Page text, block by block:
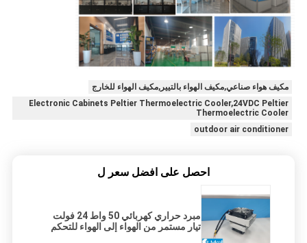
مكيف هواء صناعي,مكيف الهواء بالتيير,مكيف الهواء للخارج
Electronic Cabinets Peltier Thermoelectric Cooler,24VDC Peltier
Thermoelectric Cooler
outdoor air conditioner
احصل على افضل سعر ل
مبرد حراري كهربائي 50 واط 24 فولت
تيار مستمر من الهواء إلى الهواء للتحكم